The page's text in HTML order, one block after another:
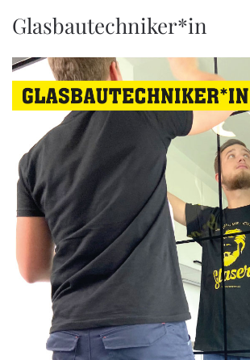
Glasbautechniker*in